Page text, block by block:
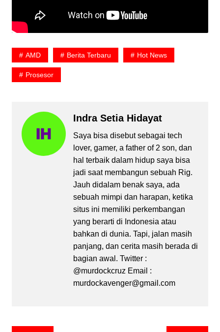
AMD Berita Terbaru Hot News
Prosesor
Indra Setia Hidayat
Saya bisa disebut sebagai tech
lover, gamer, a father of 2 son, dan
hal terbaik dalam hidup saya bisa
jadi saat membangun sebuah Rig.
Jauh didalam benak saya, ada
sebuah mimpi dan harapan, ketika
situs ini memiliki perkembangan
yang berarti di Indonesia atau
bahkan di dunia. Tapi, jalan masih
panjang, dan cerita masih berada di
bagian awal. Twitter :
@murdockcruz Email :
murdockavenger@gmail.com